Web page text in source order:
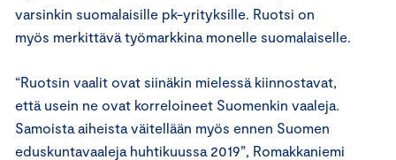
varsinkin suomalaisille pk-yrityksille. Ruotsi on
myös merkittävä työmarkkina monelle suomalaiselle.
“Ruotsin vaalit ovat siinäkin mielessä kiinnostavat,
että usein ne ovat korreloineet Suomenkin vaaleja.
Samoista aiheista väitellään myös ennen Suomen
eduskuntavaaleja huhtikuussa 2019”, Romakkaniemi